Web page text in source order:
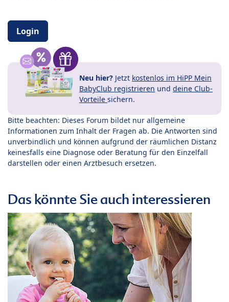
Login
Neu hier? Jetzt kostenlos im HiPP Mein
BabyClub registrieren und deine Club-
Vorteile sichern.
Bitte beachten: Dieses Forum bildet nur allgemeine
Informationen zum Inhalt der Fragen ab. Die Antworten sind
unverbindlich und können aufgrund der räumlichen Distanz
keinesfalls eine Diagnose oder Beratung für den Einzelfall
darstellen oder einen Arztbesuch ersetzen.
Das könnte Sie auch interessieren